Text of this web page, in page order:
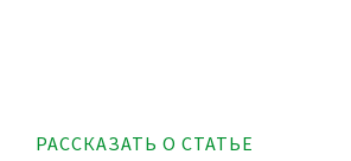
РАССКАЗАТЬ О СТАТЬЕ